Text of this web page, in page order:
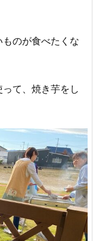
のが食べたくな
て、焼き芋をし